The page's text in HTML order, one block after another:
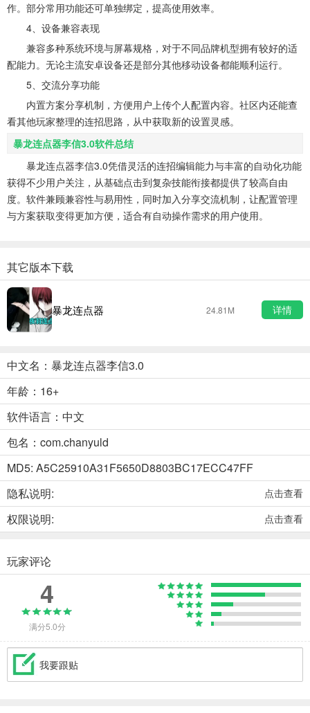
作。部分常用功能还可单独绑定，提高使用效率。
4、设备兼容表现
兼容多种系统环境与屏幕规格，对于不同品牌机型拥有较好的适
配能力。无论主流安卓设备还是部分其他移动设备都能顺利运行。
5、交流分享功能
内置方案分享机制，方便用户上传个人配置内容。社区内还能查
看其他玩家整理的连招思路，从中获取新的设置灵感。
暴龙连点器李信3.0软件总结
暴龙连点器李信3.0凭借灵活的连招编辑能力与丰富的自动化功能
获得不少用户关注，从基础点击到复杂技能衔接都提供了较高自由
度。软件兼顾兼容性与易用性，同时加入分享交流机制，让配置管理
与方案获取变得更加方便，适合有自动操作需求的用户使用。
其它版本下载
暴龙连点器 24.81M 详情
中文名：暴龙连点器李信3.0
年龄：16+
软件语言：中文
包名：com.chanyuld
MD5: A5C25910A31F5650D8803BC17ECC47FF
隐私说明:
点击查看
权限说明: 点击查看
玩家评论
4
满分5.0分
我要跟贴